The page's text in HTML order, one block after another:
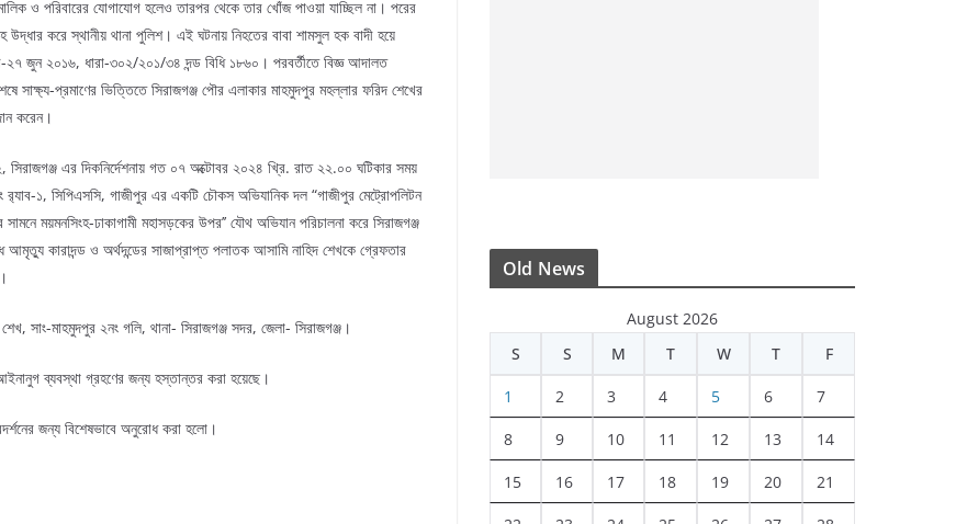
ও পরিবারের যোগাযোগ হলেও তারপর থেকে তার খোঁজ পাওয়া যাচ্ছিল না। পরের
উদ্ধার করে স্থানীয় থানা পুলিশ। এই ঘটনায় নিহতের বাবা শামসুল হক বাদী হয়ে
২৭ জুন ২০১৬, ধারা-৩০২/২০১/৩৪ দন্ড বিধি ১৮৬০। পরবর্তীতে বিজ্ঞ আদালত
সাক্ষ্য-প্রমাণের ভিত্তিতে সিরাজগঞ্জ পৌর এলাকার মাহমুদপুর মহল্লার ফরিদ শেখের
করেন।
এর দিকনির্দেশনায় গত ০৭ অক্টোবর ২০২৪ খ্রি. রাত ২২.০০ ঘটিকার সময়
র‌্যাব-১, সিপিএসসি, গাজীপুর এর একটি চৌকস অভিযানিক দল “গাজীপুর মেট্রোপলিটন
ময়মনসিংহ-ঢাকাগামী মহাসড়কের উপর’’ যৌথ অভিযান পরিচালনা করে সিরাজগঞ্জ
কারাদন্ড ও অর্থদন্ডের সাজাপ্রাপ্ত পলাতক আসামি নাহিদ শেখকে গ্রেফতার
মাহমুদপুর ২নং গলি, থানা- সিরাজগঞ্জ সদর, জেলা- সিরাজগঞ্জ।
ব্যবস্থা গ্রহণের জন্য হস্তান্তর করা হয়েছে।
জন্য বিশেষভাবে অনুরোধ করা হলো।
Old News
August 2026
S
S M T W T F
1 2 3 4 5 6 7
8 9 10 11 12 13 14
15 16 17 18 19 20 21